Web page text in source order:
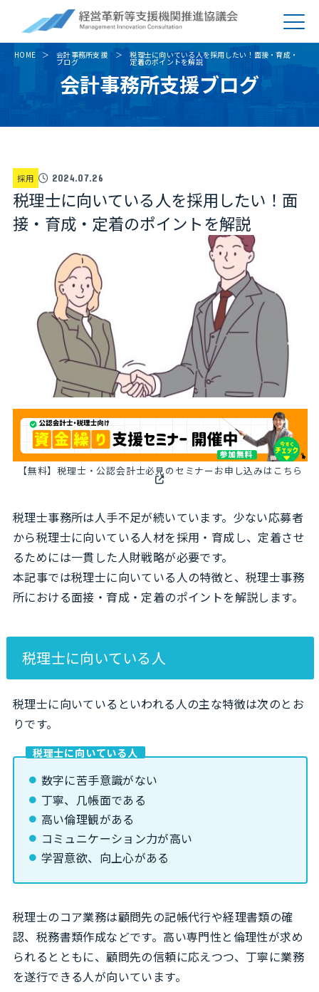
HOME 会計事務所支援
ブログ
税理士に向いている人を採用したい！面接・育成・
定着のポイントを解説
会計事務所支援ブログ
採用 2024.07.26
税理士に向いている人を採用したい！面
接・育成・定着のポイントを解説
【無料】税理士・公認会計士必見のセミナーお申し込みはこちら
税理士事務所は人手不足が続いています。少ない応募者
から税理士に向いている人材を採用・育成し、定着させ
るためには一貫した人財戦略が必要です。
本記事では税理士に向いている人の特徴と、税理士事務
所における面接・育成・定着のポイントを解説します。
税理士に向いている人
税理士に向いているといわれる人の主な特徴は次のとお
りです。
税理士に向いている人
数字に苦手意識がない
丁寧、几帳面である
高い倫理観がある
コミュニケーション力が高い
学習意欲、向上心がある
税理士のコア業務は顧問先の記帳代行や経理書類の確
認、税務書類作成などです。高い専門性と倫理性が求め
られるとともに、顧問先の信頼に応えつつ、丁寧に業務
を遂行できる人が向いています。